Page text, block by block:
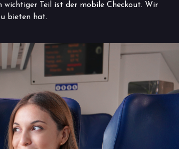
wichtiger Teil ist der mobile Checkout. Wir
bieten hat.